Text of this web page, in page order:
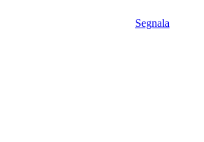
Segnala